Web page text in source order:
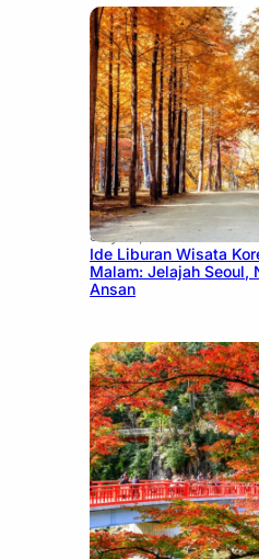
July 15, 2026
Ide Liburan Wisata
Malam: Jelajah Seoul,
Ansan